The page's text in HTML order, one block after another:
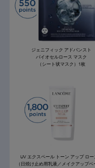
ジェニフィック アドバンスト
バイオセルロース マスク
（シート状マスク）1枚
UV エクスペール トーン アップ ロー
（日焼け止め用乳液／メイクアップベ